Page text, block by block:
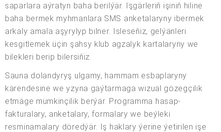
saparlara aýratyn baha berilýär. Işgärleriň işiniň hiline
baha bermek myhmanlara SMS anketalaryny ibermek
arkaly amala aşyrylyp bilner. Isleseňiz, gelýänleri
kesgitlemek üçin şahsy klub agzalyk kartalaryny we
bilekleri berip bilersiňiz.
Sauna dolandyryş ulgamy, hammam esbaplaryny
kärendesine we yzyna gaýtarmaga wizual gözegçilik
etmäge mümkinçilik berýär. Programma hasap-
fakturalary, anketalary, formalary we beýleki
resminamalary döredýär. Iş haklary ýerine ýetirilen işe